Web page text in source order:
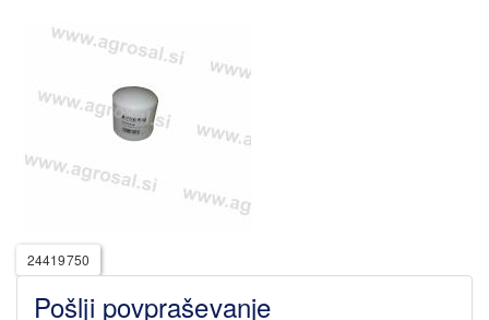
24419750
Pošlji povpraševanje